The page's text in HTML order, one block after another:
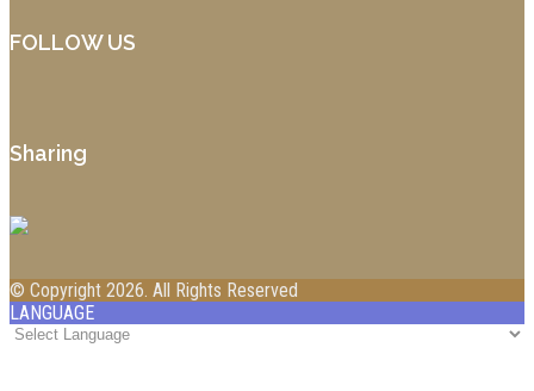
FOLLOW US
Sharing
© Copyright 2026. All Rights Reserved
LANGUAGE